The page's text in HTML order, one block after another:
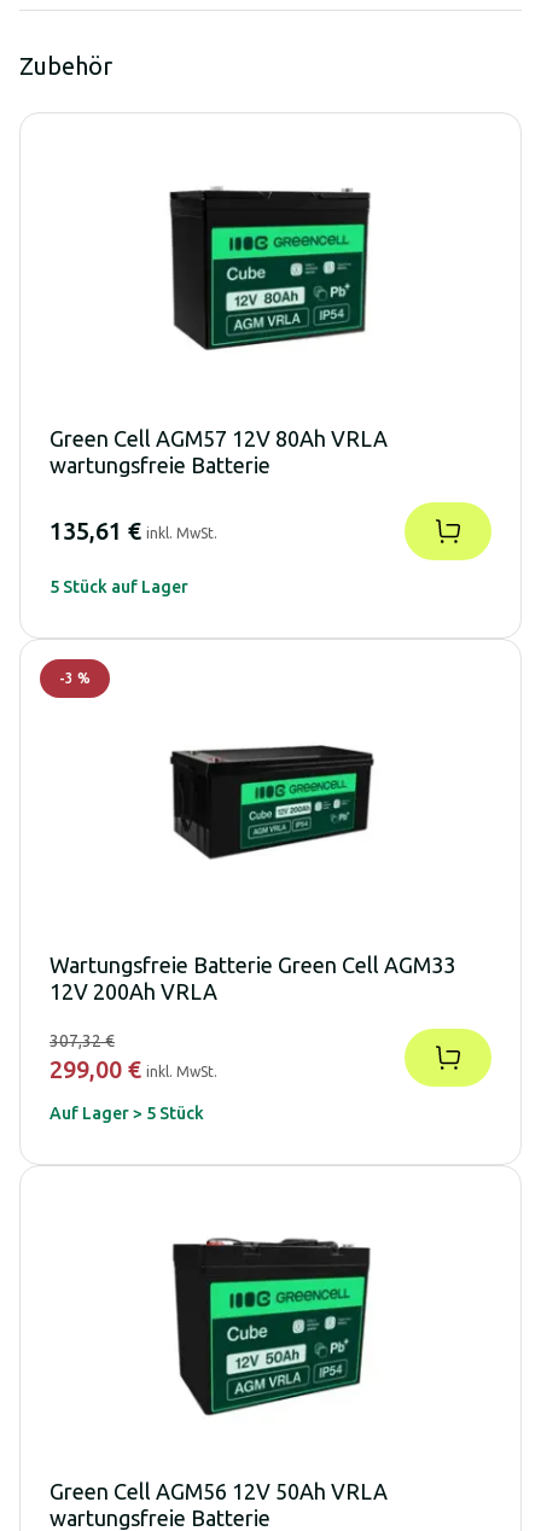
Zubehör
Green Cell AGM57 12V 80Ah VRLA
wartungsfreie Batterie
135,61 € inkl. MwSt.
5 Stück auf Lager
-3 %
Wartungsfreie Batterie Green Cell AGM33
12V 200Ah VRLA
307,32 €
299,00 € inkl. MwSt.
Auf Lager > 5 Stück
Green Cell AGM56 12V 50Ah VRLA
wartungsfreie Batterie